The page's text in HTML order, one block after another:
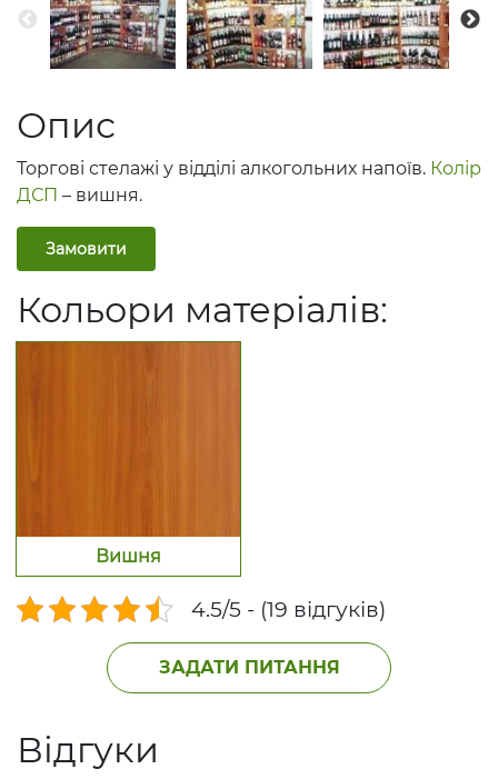
Опис
Торгові стелажі у відділі алкогольних напоїв. Колір
ДСП – вишня.
Замовити
Кольори матеріалів:
Вишня
4.5/5 - (19 відгуків)
ЗАДАТИ ПИТАННЯ
Відгуки